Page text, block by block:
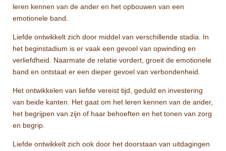
leren kennen van de ander en het opbouwen van een
emotionele band.
Liefde ontwikkelt zich door middel van verschillende stadia. In
het beginstadium is er vaak een gevoel van opwinding en
verliefdheid. Naarmate de relatie vordert, groeit de emotionele
band en ontstaat er een dieper gevoel van verbondenheid.
Het ontwikkelen van liefde vereist tijd, geduld en investering
van beide kanten. Het gaat om het leren kennen van de ander,
het begrijpen van zijn of haar behoeften en het tonen van zorg
en begrip.
Liefde ontwikkelt zich ook door het doorstaan van uitdagingen